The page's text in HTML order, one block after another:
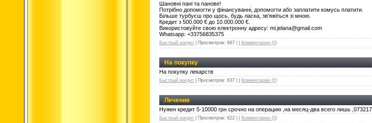
Шановні пані та панове!
Потрібно допомогти у фінансуванні, допомогти або заплатити комусь платити.
Більше турбуєш про щось, будь ласка, зв'яжіться зі мною.
Кредит з 500.000 € до 10.000.000 €.
Використовуйте свою електронну адресу: mi.jelana@gmail.com
Whatsapp: +33756835375
Быстрый кредит Просмотров: 667 Комментарии (0)
На покупку
На покупку лекарств
Быстрый кредит Просмотров: 637 Комментарии (0)
Лечение
Нужен кредит 5-10000 грн срочно на операцию ,на месяц-два всего лишь
Быстрый кредит Просмотров: 622 Комментарии (0)